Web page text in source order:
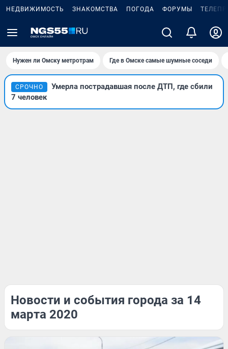
НЕДВИЖИМОСТЬ ЗНАКОМСТВА ПОГОДА ФОРУМЫ
Нужен ли Омску метротрам Где в Омске самые шумные соседи
СРОЧНО
Умерла пострадавшая после ДТП, где сбили
7 человек
Новости и события города за 14
марта 2020